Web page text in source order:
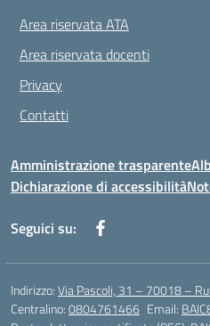
Area riservata ATA
Area riservata docenti
Privacy
Contatti
Amministrazione trasparente
Dichiarazione di accessibilità
Seguici su:
Indirizzo:Via Pascoli, 31 – 70018 –
Centralino:0804761466 Email: